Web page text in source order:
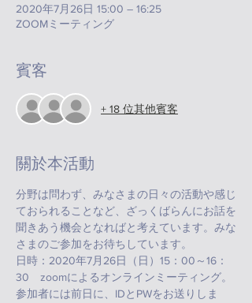
2020年7月26日 15:00 – 16:25
ZOOMミーティング
賓客
+ 18 位其他賓客
關於本活動
分野は問わず、みなさまの日々の活動や感じ
ておられることなど、ざっくばらんにお話を
聞きあう機会となればと考えています。みな
さまのご参加をお待ちしています。
日時：2020年7月26日（日）15：00～16：
30　zoomによるオンラインミーティング。
参加者には前日に、IDとPWをお送りしま